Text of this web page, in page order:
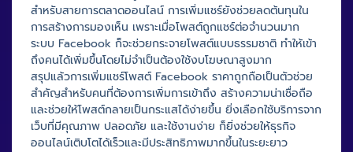
สำหรับสายการตลาดออนไลน์ การเพิ่มแชร์ยังช่วยลดต้นทุนใน
การสร้างการมองเห็น เพราะเมื่อโพสต์ถูกแชร์ต่อจำนวนมาก
ระบบ Facebook ก็จะช่วยกระจายโพสต์แบบธรรมชาติ ทำให้เข้า
ถึงคนได้เพิ่มขึ้นโดยไม่จำเป็นต้องใช้งบโฆษณาสูงมาก
สรุปแล้วการเพิ่มแชร์โพสต์ Facebook ราคาถูกถือเป็นตัวช่วย
สำคัญสำหรับคนที่ต้องการเพิ่มการเข้าถึง สร้างความน่าเชื่อถือ
และช่วยให้โพสต์กลายเป็นกระแสได้ง่ายขึ้น ยิ่งเลือกใช้บริการจาก
เว็บที่มีคุณภาพ ปลอดภัย และใช้งานง่าย ก็ยิ่งช่วยให้ธุรกิจ
ออนไลน์เติบโตได้เร็วและมีประสิทธิภาพมากขึ้นในระยะยาว